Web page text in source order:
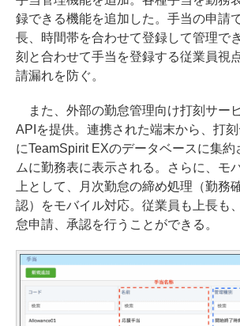
録できる機能を追加した。手当の申請
長、時間帯を合わせて登録して管理で
刻と合わせて手当を登録する従業員視
請漏れを防ぐ。
また、外部の勤怠管理向け打刻サー
APIを提供。連携された端末から、打
にTeamSpirit EXのデータベースに集約
ムに勤務表に表示される。さらに、モ
上として、月次勤怠の締め処理（勤務
認）をモバイル対応。従業員も上長も
怠申請、承認を行うことができる。